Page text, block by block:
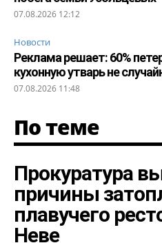
07.08.2026 12:12
Новости
Реклама решает: 60%
кухонную утварь не
07.08.2026 11:48
По теме
Прокуратура
причины
плавучего
Неве